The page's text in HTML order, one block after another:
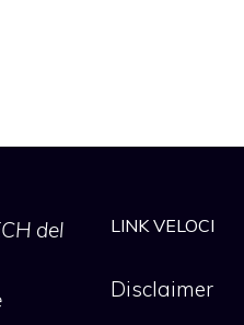
del
LINK VELOCI
Disclaimer